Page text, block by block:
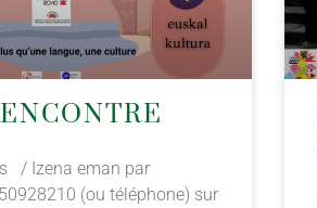
/ Izena eman par
(ou téléphone) sur